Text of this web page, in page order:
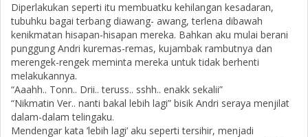
Diperlakukan seperti itu membuatku kehilangan kesadaran,
tubuhku bagai terbang diawang- awang, terlena dibawah
kenikmatan hisapan-hisapan mereka. Bahkan aku mulai berani
punggung Andri kuremas-remas, kujambak rambutnya dan
merengek-rengek meminta mereka untuk tidak berhenti
melakukannya.
“Aaahh.. Tonn.. Drii.. teruss.. sshh.. enakk sekalii”
“Nikmatin Ver.. nanti bakal lebih lagi” bisik Andri seraya menjilat
dalam-dalam telingaku.
Mendengar kata ’lebih lagi’ aku seperti tersihir, menjadi